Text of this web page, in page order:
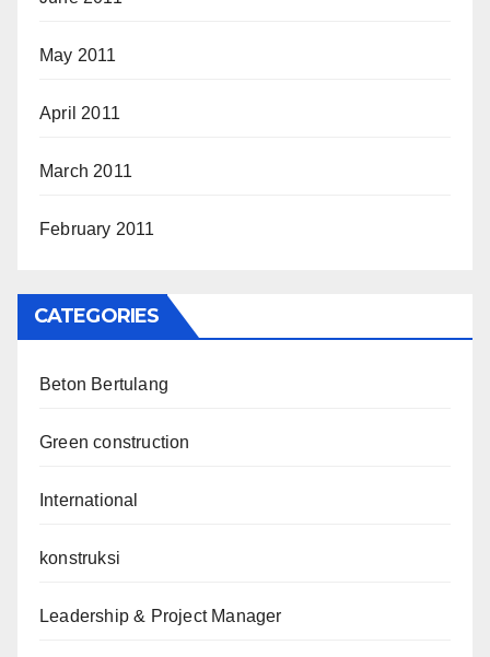
May 2011
April 2011
March 2011
February 2011
CATEGORIES
Beton Bertulang
Green construction
International
konstruksi
Leadership & Project Manager